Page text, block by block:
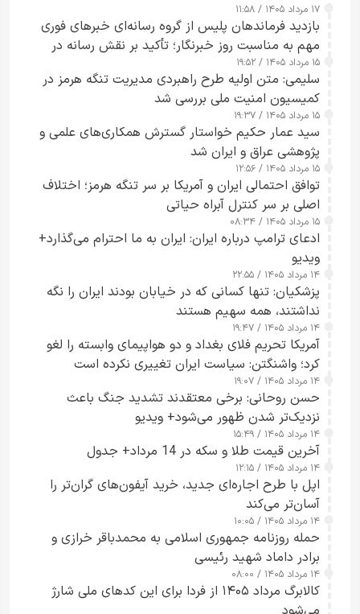
۱۷ مرداد ۱۴۰۵ / ۱۱:۵۸
بازدید فرماندهان پلیس از گروه رسانه‌ای خبرهای فوری
مهم به مناسبت روز خبرنگار؛ تأکید بر نقش رسانه در
تقویت امنیت و اعتماد عمومی
۱۵ مرداد ۱۴۰۵ / ۱۹:۵۲
سلیمی: متن اولیه طرح راهبردی مدیریت تنگه هرمز در
کمیسیون امنیت ملی بررسی شد
۱۵ مرداد ۱۴۰۵ / ۱۹:۳۷
سید عمار حکیم خواستار گسترش همکاری‌های علمی و
پژوهشی عراق و ایران شد
۱۵ مرداد ۱۴۰۵ / ۱۲:۵۶
توافق احتمالی ایران و آمریکا بر سر تنگه هرمز؛ اختلاف
اصلی بر سر کنترل آبراه حیاتی
۱۵ مرداد ۱۴۰۵ / ۰۸:۳۴
ادعای ترامپ درباره ایران: ایران به ما احترام می‌گذارد+
ویدیو
۱۴ مرداد ۱۴۰۵ / ۲۲:۵۵
پزشکیان: تنها کسانی که در خیابان بودند ایران را نگه
نداشتند، همه سهیم هستند
۱۴ مرداد ۱۴۰۵ / ۱۹:۴۷
آمریکا تحریم فلای بغداد و دو هواپیمای وابسته را لغو
کرد؛ واشنگتن: سیاست ایران تغییری نکرده است
۱۴ مرداد ۱۴۰۵ / ۱۹:۰۷
حسن روحانی: برخی معتقدند تشدید جنگ باعث
نزدیک‌تر شدن ظهور می‌شود+ ویدیو
۱۴ مرداد ۱۴۰۵ / ۱۵:۴۹
آخرین قیمت طلا و سکه در 14 مرداد+ جدول
۱۴ مرداد ۱۴۰۵ / ۱۲:۱۵
اپل با طرح اجاره‌ای جدید، خرید آیفون‌های گران‌تر را
آسان‌تر می‌کند
۱۴ مرداد ۱۴۰۵ / ۱۰:۰۵
حمله روزنامه جمهوری اسلامی به محمدباقر خرازی و
برادر داماد شهید رئیسی
۱۴ مرداد ۱۴۰۵ / ۰۸:۰۰
کالابرگ مرداد ۱۴۰۵ از فردا برای این کدهای ملی شارژ